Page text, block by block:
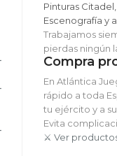
Pinturas
Escenografía y
Trabajamos
pierdas ningún
Compra
En Atlántica
rápido a toda
tu ejército y a
Evita
⚔️ Ver